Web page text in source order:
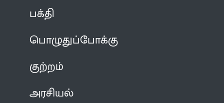
பக்தி
பொழுதுப்போக்கு
குற்றம்
அரசியல்